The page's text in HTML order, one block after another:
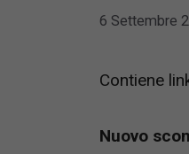
6 Settembre
Contiene
Nuovo